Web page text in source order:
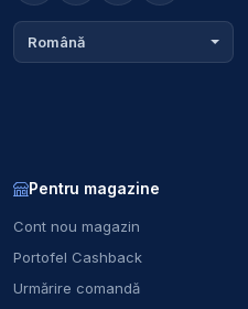
Română
Pentru magazine
Cont nou magazin
Portofel Cashback
Urmărire comandă